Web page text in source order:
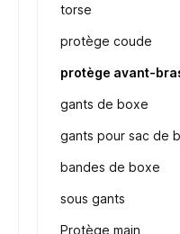
torse
protège coude
protège avant-
gants de boxe
gants pour sac de
bandes de boxe
sous gants
Protège main